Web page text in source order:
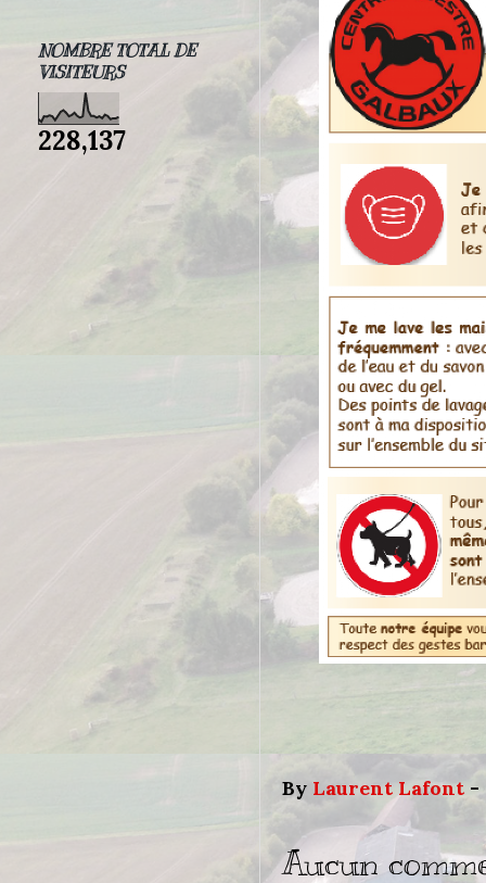
By Laurent Lafont -
Aucun
NOMBRE TOTAL DE
VISITEURS
228,137